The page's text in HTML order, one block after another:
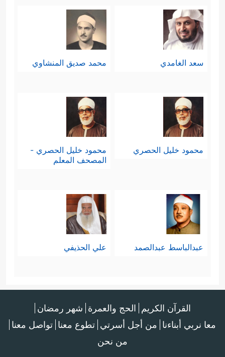
سعد الغامدي محمد صديق المنشاوي
محمود خليل الحصري
محمود خليل الحصري -
المصحف المعلم
عبدالباسط عبدالصمد علي الحذيفي
القرآن الكريم الحج والعمرة شهر رمضان
معا نربي أبناءنا من أجل أسرتي تطوع معنا تواصل معنا
من نحن